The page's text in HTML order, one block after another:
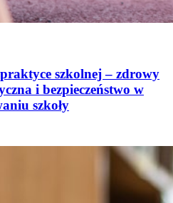
szkolnej – zdrowy
i bezpieczeństwo w
szkoły